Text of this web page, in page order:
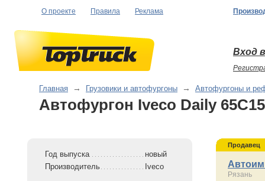
О проекте Правила Реклама
Вход
Главная → Грузовики и автофургоны → Автофургоны и
Автофургон Iveco Daily 65C15
Год выпуска
новый
Производитель
Iveco
Продавец
Рязань